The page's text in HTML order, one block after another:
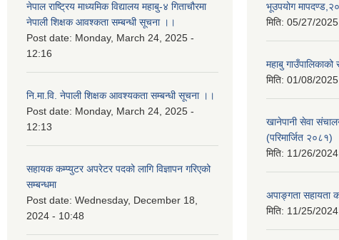
नेपाल राष्ट्रिय माध्यमिक विद्यालय महाबु-४ गिताचौरमा
नेपाली शिक्षक आवश्कता सम्बन्धी सूचना ।।
Post date: Monday, March 24, 2025 -
12:16
नि.मा.वि. नेपाली शिक्षक आवश्यकता सम्बन्धी सूचना ।।
Post date: Monday, March 24, 2025 -
12:13
सहायक कम्प्युटर अपरेटर पदको लागि विज्ञापन गरिएको
सम्बन्धमा
Post date: Wednesday, December 18,
2024 - 10:48
भूउपयोग
मिति: 05/27/
महाबु
मिति: 01/08/
खानेपानी सेवा
(परिमार्जित २०८१)
मिति: 11/26/
अपाङ्गता सहायता
मिति: 11/25/